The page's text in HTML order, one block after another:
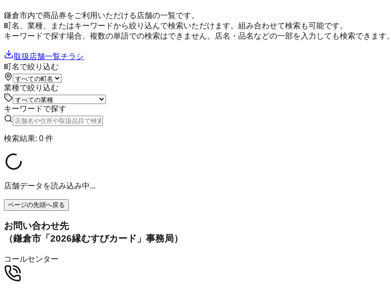
鎌倉市内で商品券をご利用いただける店舗の一覧です。
町名、業種、またはキーワードから絞り込んで検索いただけます。組み合わせて検索も可能です。
キーワードで探す場合、複数の単語での検索はできません。店名・品名などの一部を入力しても検索できます。
取扱店舗一覧チラシ
町名で絞り込む
業種で絞り込む
キーワードで探す
検索結果: 0 件
店舗データを読み込み中...
ページの先頭へ戻る
お問い合わせ先
（鎌倉市「2026縁むすびカード」事務局）
コールセンター